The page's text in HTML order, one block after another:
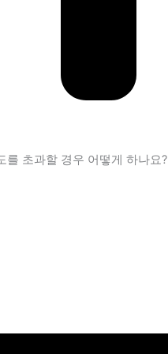
를 초과할 경우 어떻게 하나요?